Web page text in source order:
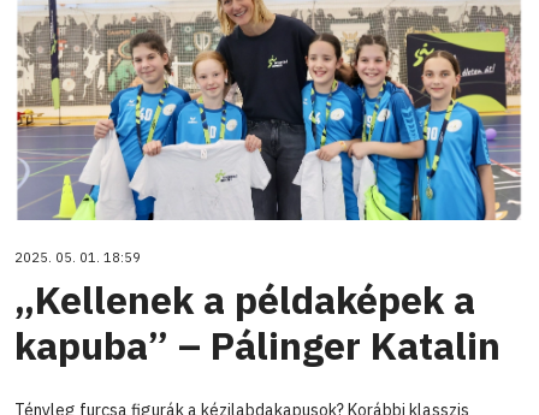
2025. 05. 01. 18:59
„Kellenek a példaképek a
kapuba” – Pálinger Katalin
Tényleg furcsa figurák a kézilabdakapusok? Korábbi klasszis